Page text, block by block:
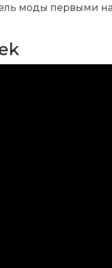
моды первыми на